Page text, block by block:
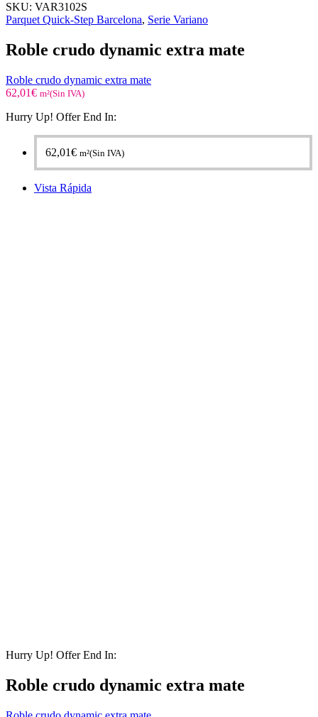
SKU: VAR3102S
Parquet Quick-Step Barcelona, Serie Variano
Roble crudo dynamic extra mate
Roble crudo dynamic extra mate
62,01€ m²(Sin IVA)
Hurry Up! Offer End In:
62,01€ m²(Sin IVA)
Vista Rápida
Hurry Up! Offer End In:
Roble crudo dynamic extra mate